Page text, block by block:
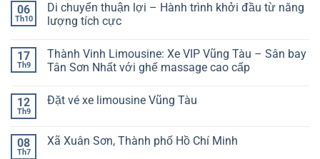
06
Th10
Di chuyển thuận lợi – Hành trình khởi đầu từ năng
lượng tích cực
17
Th9
Thành Vinh Limousine: Xe VIP Vũng Tàu – Sân bay
Tân Sơn Nhất với ghế massage cao cấp
12
Th9
Đặt vé xe limousine Vũng Tàu
08
Th7
Xã Xuân Sơn, Thành phố Hồ Chí Minh